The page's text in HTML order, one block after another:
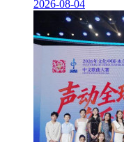
2026-08-04